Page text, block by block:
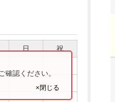
日 祝
認ください。
×閉じる